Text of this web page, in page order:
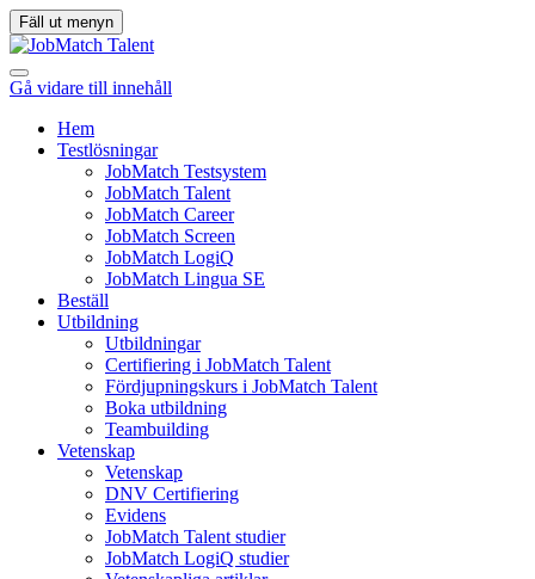
Fäll ut menyn
Gå vidare till innehåll
Hem
Testlösningar
JobMatch Testsystem
JobMatch Talent
JobMatch Career
JobMatch Screen
JobMatch LogiQ
JobMatch Lingua SE
Beställ
Utbildning
Utbildningar
Certifiering i JobMatch Talent
Fördjupningskurs i JobMatch Talent
Boka utbildning
Teambuilding
Vetenskap
Vetenskap
DNV Certifiering
Evidens
JobMatch Talent studier
JobMatch LogiQ studier